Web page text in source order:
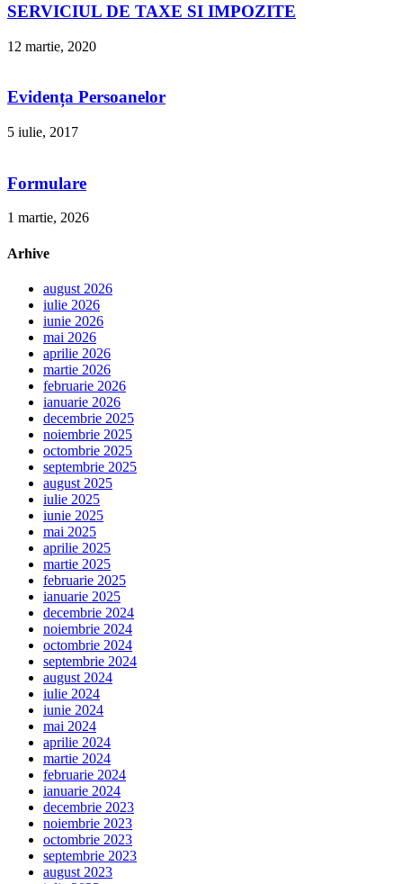
SERVICIUL DE TAXE SI IMPOZITE
12 martie, 2020
Evidența Persoanelor
5 iulie, 2017
Formulare
1 martie, 2026
Arhive
august 2026
iulie 2026
iunie 2026
mai 2026
aprilie 2026
martie 2026
februarie 2026
ianuarie 2026
decembrie 2025
noiembrie 2025
octombrie 2025
septembrie 2025
august 2025
iulie 2025
iunie 2025
mai 2025
aprilie 2025
martie 2025
februarie 2025
ianuarie 2025
decembrie 2024
noiembrie 2024
octombrie 2024
septembrie 2024
august 2024
iulie 2024
iunie 2024
mai 2024
aprilie 2024
martie 2024
februarie 2024
ianuarie 2024
decembrie 2023
noiembrie 2023
octombrie 2023
septembrie 2023
august 2023